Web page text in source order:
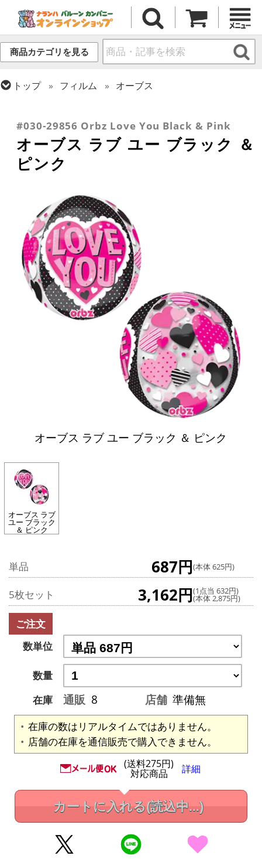
商品カテゴリを見る
トップ フィルム
オーブス
#030-29856 Orbz Love You Black & Pink
オーブス ラブ ユー ブラック ＆
ピンク
オーブス ラブ ユー ブラック ＆ ピンク
オーブス ラブ
ユー ブラック
＆ ピンク
単品 687円(本体 625円)
5枚セット 3,162円(1点当 632円)
(本体 2,875円)
ご注文
数単位
数量
在庫
通販 8 店舗 準備無
在庫の数はリアルタイムではありません。
店舗の在庫を通信販売で購入できません。
(送料275円)
対応商品 詳細
カートに入れる(読込中...)